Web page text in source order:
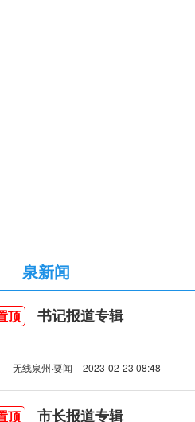
泉新闻
顶 书记报道专辑
无线泉州·要闻 2023-02-23 08:48
顶 市长报道专辑